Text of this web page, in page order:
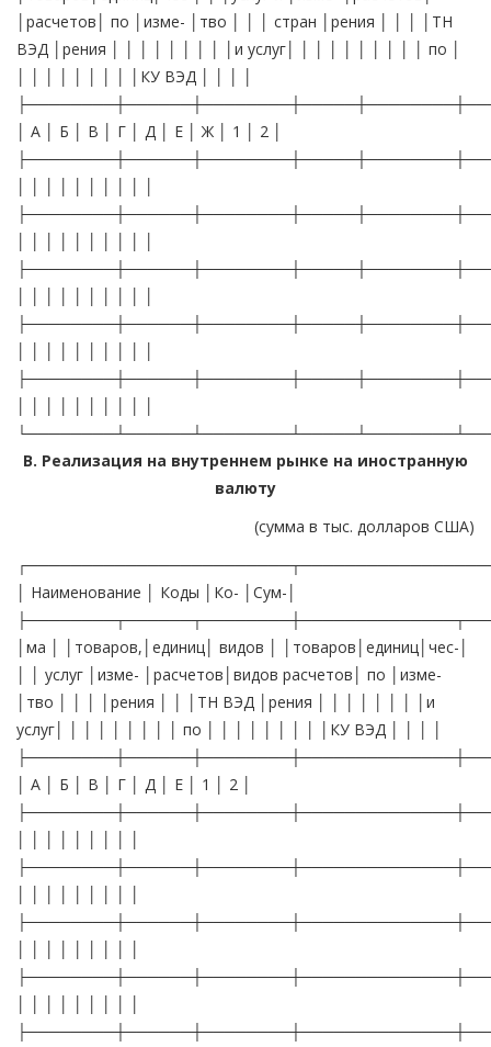
│расчетов│ по │изме- │тво │ │ │ стран │рения │ │ │ │ТН
ВЭД │рения │ │ │ │ │ │ │ │ │и услуг│ │ │ │ │ │ │ │ │ │ по │
│ │ │ │ │ │ │ │ │КУ ВЭД │ │ │ │
│ А │ Б │ В │ Г │ Д │ Е │ Ж │ 1 │ 2 │
В. Реализация на внутреннем рынке на иностранную
валюту
(сумма в тыс. долларов США)
│ Наименование │ Коды │Ко- │Сум-│
│ма │ │товаров,│единиц│ видов │ │товаров│единиц│чес-│
│ │ услуг │изме- │расчетов│видов расчетов│ по │изме-
│тво │ │ │ │рения │ │ │ТН ВЭД │рения │ │ │ │ │ │ │ │и
услуг│ │ │ │ │ │ │ │ │ по │ │ │ │ │ │ │ │ │КУ ВЭД │ │ │ │
│ А │ Б │ В │ Г │ Д │ Е │ 1 │ 2 │